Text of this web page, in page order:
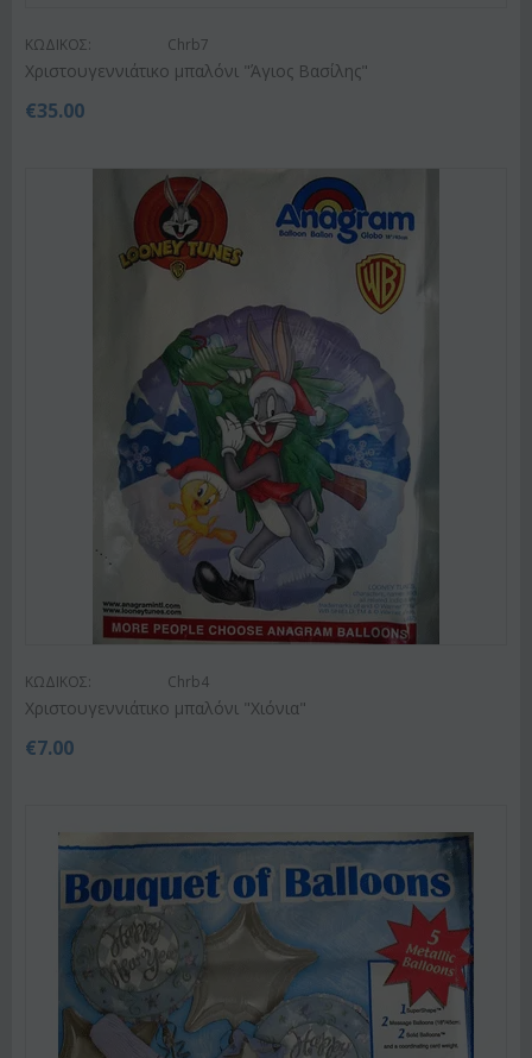
ΚΩΔΙΚΟΣ: Chrb7
Χριστουγεννιάτικο μπαλόνι "Άγιος Βασίλης"
€35.00
ΚΩΔΙΚΟΣ: Chrb4
Χριστουγεννιάτικο μπαλόνι "Χιόνια"
€7.00